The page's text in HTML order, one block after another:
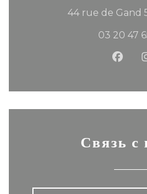
44 rue de Gand
03 20 47
Связь с